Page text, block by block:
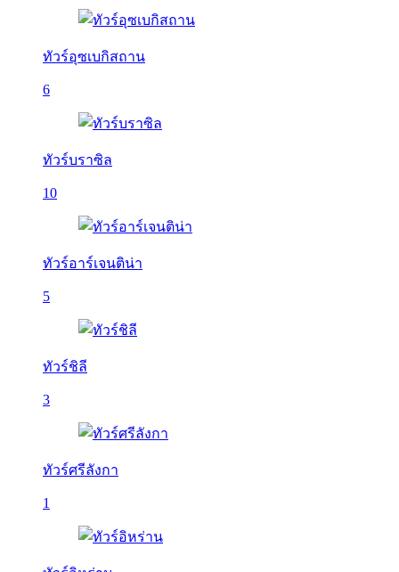
ทัวร์อุซเบกิสถาน
6
ทัวร์บราซิล
10
ทัวร์อาร์เจนติน่า
5
ทัวร์ชิลี
3
ทัวร์ศรีลังกา
1